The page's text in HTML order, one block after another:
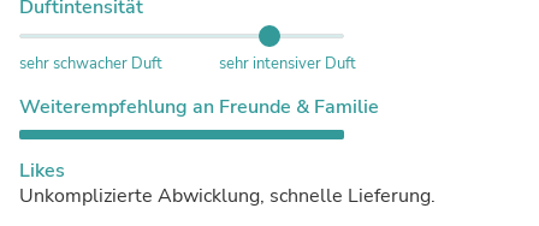
Duftintensität
sehr schwacher Duft sehr intensiver Duft
Weiterempfehlung an Freunde & Familie
Likes
Unkomplizierte Abwicklung, schnelle Lieferung.